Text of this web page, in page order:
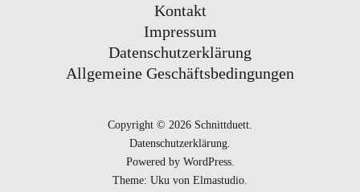
Kontakt
Impressum
Datenschutzerklärung
Allgemeine Geschäftsbedingungen
Copyright © 2026 Schnittduett
Datenschutzerklärung
Powered by WordPress
Theme: Uku von Elmastudio